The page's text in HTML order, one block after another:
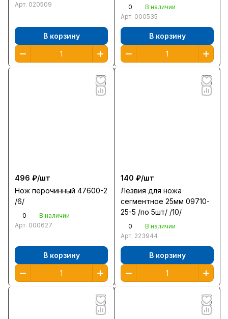
Арт. 020509
В корзину
0
В наличии
Арт. 000535
В корзину
496 ₽/шт
Нож перочинный 47600-2
/6/
0
В наличии
Арт. 000627
В корзину
140 ₽/шт
Лезвия для ножа
сегментное 25мм 09710-
25-5 /по 5шт/ /10/
0
В наличии
Арт. 223944
В корзину